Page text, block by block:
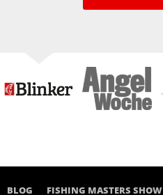
BLOG FISHING MASTERS SHOW